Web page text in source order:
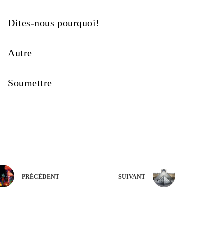
Dites-nous pourquoi!
Autre
Soumettre
PRÉCÉDENT SUIVANT